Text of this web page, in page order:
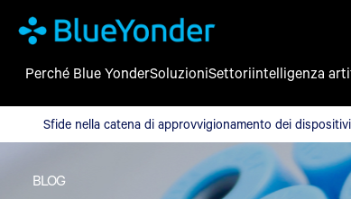
Sfide nella catena di approvvigionamento dei
Perché Blue YonderSoluzioniSettoriintelligenza
Sfide nella catena di approvvigionamento dei
BLOG